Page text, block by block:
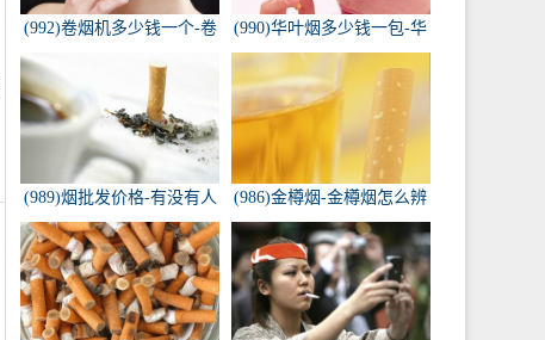
(992)卷烟机多少钱一个-卷
(990)华叶烟多少钱一包-华
叶烟价格多少钱一包
(989)烟批发价格-有没有人
知道，各种香烟批发价？
(986)金樽烟-金樽烟怎么辨
别真假